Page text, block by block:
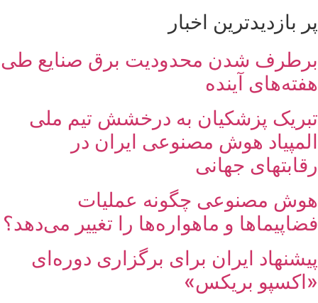
پر بازدیدترین اخبار
برطرف شدن محدودیت‌ برق صنایع طی
هفته‌های آینده
تبریک پزشکیان به درخشش تیم ملی
المپیاد هوش مصنوعی ایران در
رقابتهای جهانی
هوش مصنوعی چگونه عملیات
فضاپیماها و ماهواره‌ها را تغییر می‌دهد؟
پیشنهاد ایران برای برگزاری دوره‌ای
«اکسپو بریکس»